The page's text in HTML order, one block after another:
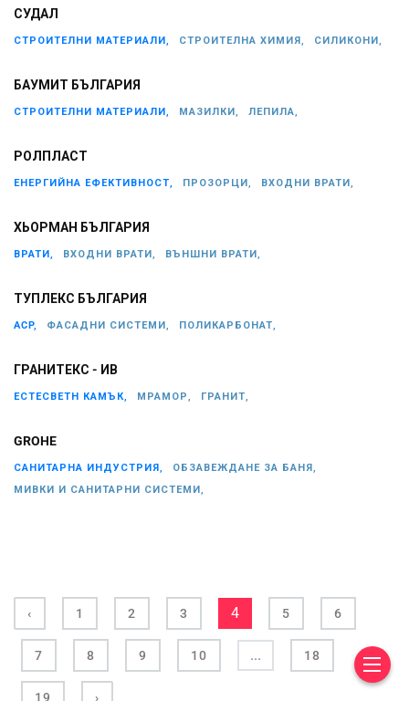
СУДАЛ
СТРОИТЕЛНИ МАТЕРИАЛИ, СТРОИТЕЛНА ХИМИЯ, СИЛИКОНИ,
БАУМИТ БЪЛГАРИЯ
СТРОИТЕЛНИ МАТЕРИАЛИ, МАЗИЛКИ, ЛЕПИЛА,
РОЛПЛАСТ
ЕНЕРГИЙНА ЕФЕКТИВНОСТ, ПРОЗОРЦИ, ВХОДНИ ВРАТИ,
ХЬОРМАН БЪЛГАРИЯ
ВРАТИ, ВХОДНИ ВРАТИ, ВЪНШНИ ВРАТИ,
ТУПЛЕКС БЪЛГАРИЯ
ACP, ФАСАДНИ СИСТЕМИ, ПОЛИКАРБОНАТ,
ГРАНИТЕКС - ИВ
ЕСТЕСВЕТН КАМЪК, МРАМОР, ГРАНИТ,
GROHE
САНИТАРНА ИНДУСТРИЯ,
ОБЗАВЕЖДАНЕ ЗА БАНЯ,
МИВКИ И САНИТАРНИ СИСТЕМИ,
‹ 1 2 3 4 5 6
7 8 9 10 ... 18
19 ›